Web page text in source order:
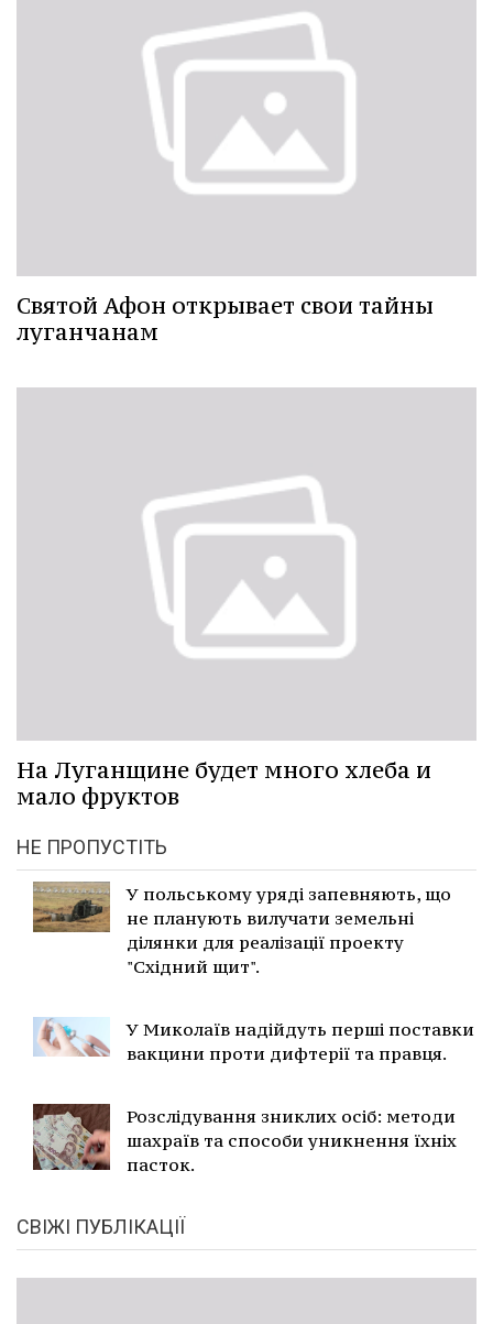
Святой Афон открывает свои тайны
луганчанам
На Луганщине будет много хлеба и
мало фруктов
НЕ ПРОПУСТІТЬ
У польському уряді запевняють, що
не планують вилучати земельні
ділянки для реалізації проекту
"Східний щит".
У Миколаїв надійдуть перші поставки
вакцини проти дифтерії та правця.
Розслідування зниклих осіб: методи
шахраїв та способи уникнення їхніх
пасток.
СВІЖІ ПУБЛІКАЦІЇ